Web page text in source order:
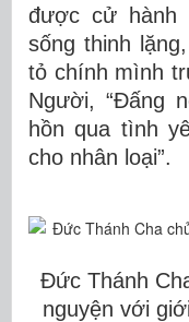
được cử hành
sống thinh
tỏ chính mình
Người, “Đấng
hồn qua tình
cho nhân loại”.
Đức Thánh
nguyện với